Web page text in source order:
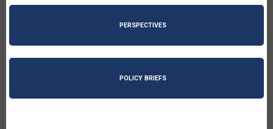
PERSPECTIVES
POLICY BRIEFS